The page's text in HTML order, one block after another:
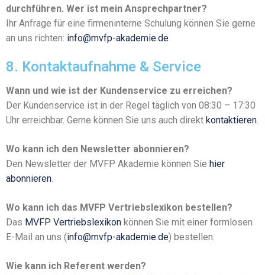
durchführen. Wer ist mein Ansprechpartner?
Ihr Anfrage für eine firmeninterne Schulung können Sie gerne
an uns richten: info@mvfp-akademie.de
8. Kontaktaufnahme & Service
Wann und wie ist der Kundenservice zu erreichen?
Der Kundenservice ist in der Regel täglich von 08:30 – 17:30
Uhr erreichbar. Gerne können Sie uns auch direkt kontaktieren.
Wo kann ich den Newsletter abonnieren?
Den Newsletter der MVFP Akademie können Sie hier
abonnieren.
Wo kann ich das MVFP Vertriebslexikon bestellen?
Das MVFP Vertriebslexikon können Sie mit einer formlosen
E-Mail an uns (info@mvfp-akademie.de) bestellen.
Wie kann ich Referent werden?